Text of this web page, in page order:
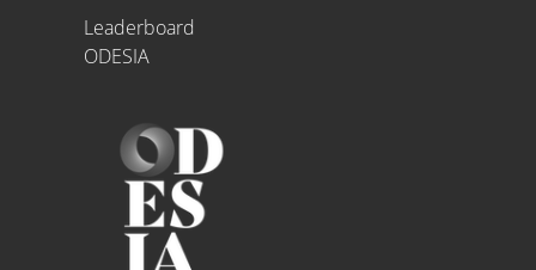
Leaderboard
ODESIA